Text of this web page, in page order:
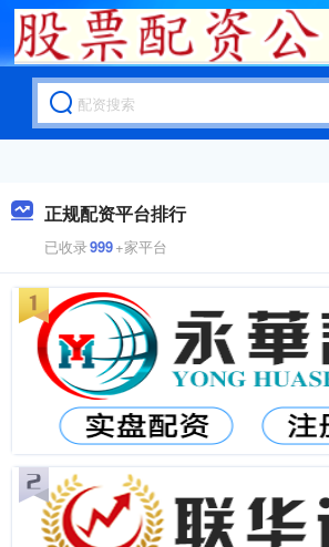
正规配资平台排行
已收录999+家平台